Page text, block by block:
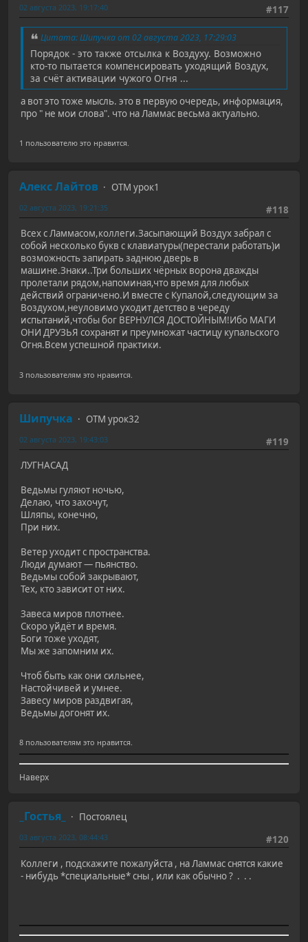
#117
02 августа 2023, 19:17:40
Цитата: Шипучка от 02 августа 2023, 17:29:03
Порядок - это также отсылка к Воздуху. Возможно
кто-то пытается компенсировать уходящий Воздух,
за счёт активации чужого Огня ...
а вот это тоже мысль. это в первую очередь, информация,
про " не мои слова". что на Ламмас весьма актуально.
1 пользователю это нравится.
Алекс Лайтов
ОТМ урок1
#118
02 августа 2023, 19:21:35
Всех с Ламмасом,коллеги.Засыпающий Воздух забрал с
собой несколько букв с клавиатуры(перестали работать)и
возможность запирать заднюю дверь в
машине.Знаки..Три больших чёрных ворона дважды
пролетали рядом,напоминая,что время для любых
действий ограничено.И вместе с Купалой,следующим за
Воздухом,неуловимо уходит детство в череду
испытаний,чтобы бог ВЕРНУЛСЯ ДОСТОЙНЫМ!Ибо МАГИ
ОНИ ДРУЗЬЯ сохранят и преумножат частицу купальского
Огня.Всем успешной практики.
3 пользователям это нравится.
Шипучка
ОТМ урок32
#119
02 августа 2023, 19:43:03
ЛУГНАСАД
Ведьмы гуляют ночью,
Делаю, что захочут,
Шляпы, конечно,
При них.
Ветер уходит с пространства.
Люди думают — пьянство.
Ведьмы собой закрывают,
Тех, кто зависит от них.
Завеса миров плотнее.
Скоро уйдёт и время.
Боги тоже уходят,
Мы же запомним их.
Чтоб быть как они сильнее,
Настойчивей и умнее.
Завесу миров раздвигая,
Ведьмы догонят их.
8 пользователям это нравится.
Наверх
_Гостья_
Постоялец
#120
03 августа 2023, 08:44:43
Коллеги , подскажите пожалуйста , на Ламмас снятся какие
- нибудь *специальные* сны , или как обычно ? . . .